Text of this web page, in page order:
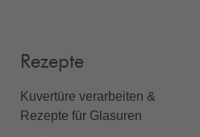
Rezepte
Kuvertüre verarbeiten &
Rezepte für Glasuren